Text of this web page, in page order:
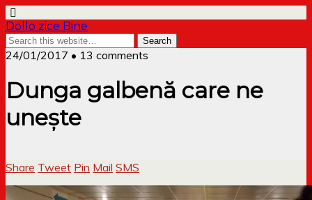
Dollo zice Bine
24/01/2017 • 13 comments
Dunga galbenă care ne
unește
Share Tweet Pin Mail SMS